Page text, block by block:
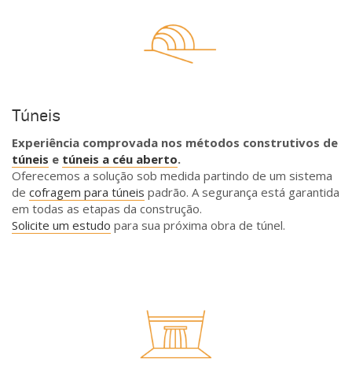
Túneis
Experiência comprovada nos métodos construtivos de
túneis e túneis a céu aberto.
Oferecemos a solução sob medida partindo de um sistema
de cofragem para túneis padrão. A segurança está garantida
em todas as etapas da construção.
Solicite um estudo para sua próxima obra de túnel.